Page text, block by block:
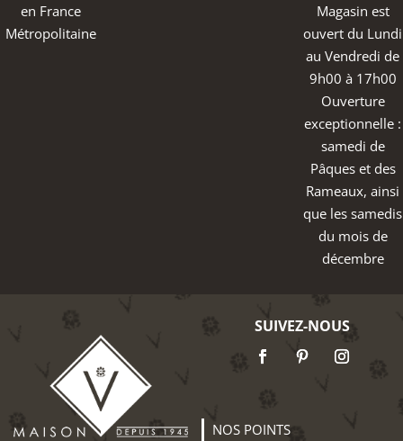
en France
Métropolitaine
Magasin est
ouvert du Lundi
au Vendredi de
9h00 à 17h00
Ouverture
exceptionnelle :
samedi de
Pâques et des
Rameaux, ainsi
que les samedis
du mois de
décembre
SUIVEZ-NOUS
NOS POINTS